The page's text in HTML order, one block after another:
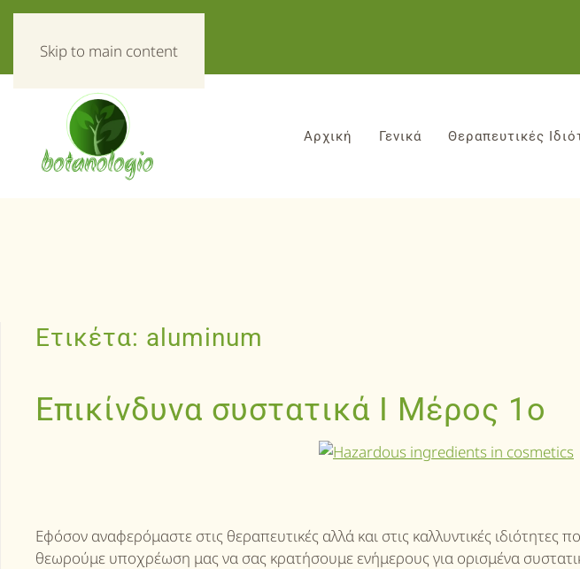
Skip to main content
Αρχική Γενικά Θεραπευτικές
Ετικέτα: aluminum
Επικίνδυνα συστατικά Ι Μέρος 1ο
Εφόσον αναφερόμαστε στις θεραπευτικές αλλά και στις καλλυντικές
θεωρούμε υποχρέωση μας να σας κρατήσουμε ενήμερους για ορισμένα